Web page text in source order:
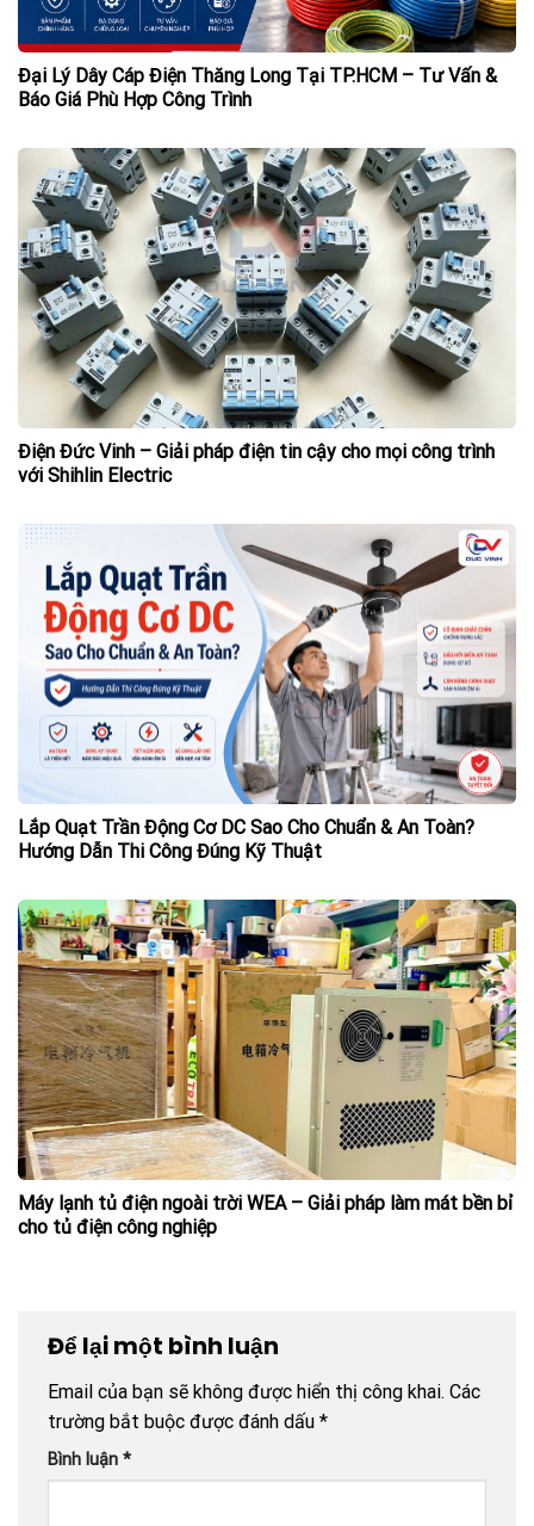
Đại Lý Dây Cáp Điện Thăng Long Tại TP.HCM – Tư Vấn &
Báo Giá Phù Hợp Công Trình
Điện Đức Vinh – Giải pháp điện tin cậy cho mọi công trình
với Shihlin Electric
Lắp Quạt Trần Động Cơ DC Sao Cho Chuẩn & An Toàn?
Hướng Dẫn Thi Công Đúng Kỹ Thuật
Máy lạnh tủ điện ngoài trời WEA – Giải pháp làm mát bền bỉ
cho tủ điện công nghiệp
Để lại một bình luận
Email của bạn sẽ không được hiển thị công khai. Các
trường bắt buộc được đánh dấu *
Bình luận *